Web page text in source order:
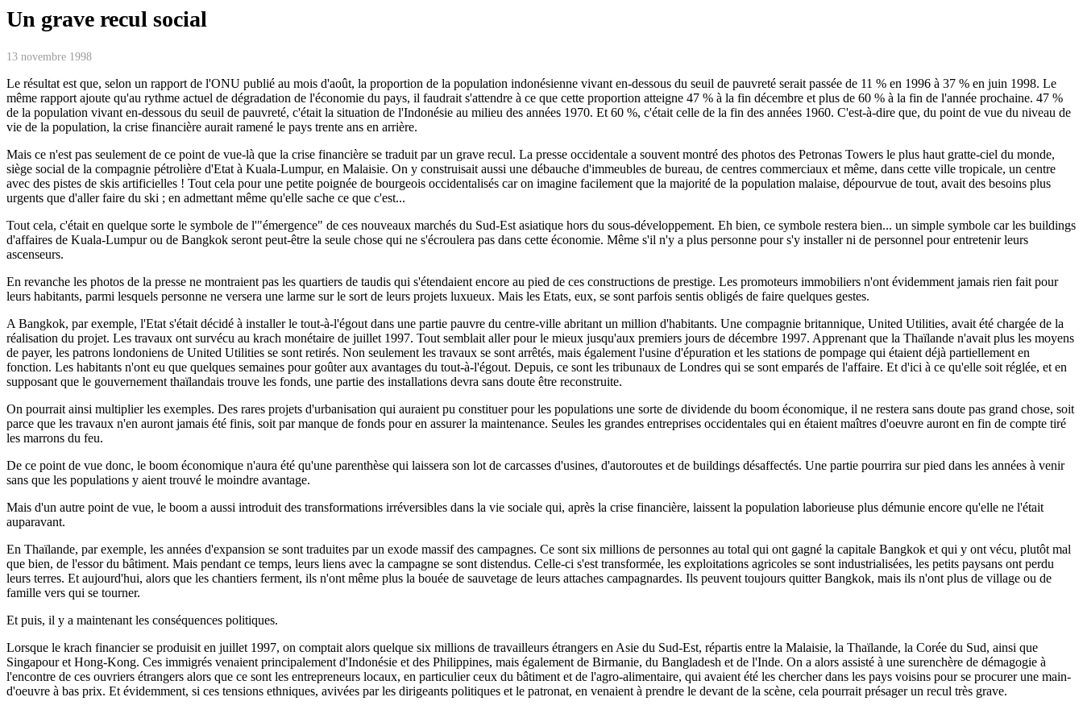
Un grave recul social
13 novembre 1998
Le résultat est que, selon un rapport de l'ONU publié au mois d'août, la proportion de la population indonésienne vivant en-dessous du seuil de pauvreté serait passée de 11 % en 1996 à 37 % en juin 1998. Le
même rapport ajoute qu'au rythme actuel de dégradation de l'économie du pays, il faudrait s'attendre à ce que cette proportion atteigne 47 % à la fin décembre et plus de 60 % à la fin de l'année prochaine. 47 %
de la population vivant en-dessous du seuil de pauvreté, c'était la situation de l'Indonésie au milieu des années 1970. Et 60 %, c'était celle de la fin des années 1960. C'est-à-dire que, du point de vue du niveau de
vie de la population, la crise financière aurait ramené le pays trente ans en arrière.
Mais ce n'est pas seulement de ce point de vue-là que la crise financière se traduit par un grave recul. La presse occidentale a souvent montré des photos des Petronas Towers le plus haut gratte-ciel du monde,
siège social de la compagnie pétrolière d'Etat à Kuala-Lumpur, en Malaisie. On y construisait aussi une débauche d'immeubles de bureau, de centres commerciaux et même, dans cette ville tropicale, un centre
avec des pistes de skis artificielles ! Tout cela pour une petite poignée de bourgeois occidentalisés car on imagine facilement que la majorité de la population malaise, dépourvue de tout, avait des besoins plus
urgents que d'aller faire du ski ; en admettant même qu'elle sache ce que c'est...
Tout cela, c'était en quelque sorte le symbole de l'"émergence" de ces nouveaux marchés du Sud-Est asiatique hors du sous-développement. Eh bien, ce symbole restera bien... un simple symbole car les buildings
d'affaires de Kuala-Lumpur ou de Bangkok seront peut-être la seule chose qui ne s'écroulera pas dans cette économie. Même s'il n'y a plus personne pour s'y installer ni de personnel pour entretenir leurs
ascenseurs.
En revanche les photos de la presse ne montraient pas les quartiers de taudis qui s'étendaient encore au pied de ces constructions de prestige. Les promoteurs immobiliers n'ont évidemment jamais rien fait pour
leurs habitants, parmi lesquels personne ne versera une larme sur le sort de leurs projets luxueux. Mais les Etats, eux, se sont parfois sentis obligés de faire quelques gestes.
A Bangkok, par exemple, l'Etat s'était décidé à installer le tout-à-l'égout dans une partie pauvre du centre-ville abritant un million d'habitants. Une compagnie britannique, United Utilities, avait été chargée de la
réalisation du projet. Les travaux ont survécu au krach monétaire de juillet 1997. Tout semblait aller pour le mieux jusqu'aux premiers jours de décembre 1997. Apprenant que la Thaïlande n'avait plus les moyens
de payer, les patrons londoniens de United Utilities se sont retirés. Non seulement les travaux se sont arrêtés, mais également l'usine d'épuration et les stations de pompage qui étaient déjà partiellement en
fonction. Les habitants n'ont eu que quelques semaines pour goûter aux avantages du tout-à-l'égout. Depuis, ce sont les tribunaux de Londres qui se sont emparés de l'affaire. Et d'ici à ce qu'elle soit réglée, et en
supposant que le gouvernement thaïlandais trouve les fonds, une partie des installations devra sans doute être reconstruite.
On pourrait ainsi multiplier les exemples. Des rares projets d'urbanisation qui auraient pu constituer pour les populations une sorte de dividende du boom économique, il ne restera sans doute pas grand chose, soit
parce que les travaux n'en auront jamais été finis, soit par manque de fonds pour en assurer la maintenance. Seules les grandes entreprises occidentales qui en étaient maîtres d'oeuvre auront en fin de compte tiré
les marrons du feu.
De ce point de vue donc, le boom économique n'aura été qu'une parenthèse qui laissera son lot de carcasses d'usines, d'autoroutes et de buildings désaffectés. Une partie pourrira sur pied dans les années à venir
sans que les populations y aient trouvé le moindre avantage.
Mais d'un autre point de vue, le boom a aussi introduit des transformations irréversibles dans la vie sociale qui, après la crise financière, laissent la population laborieuse plus démunie encore qu'elle ne l'était
auparavant.
En Thaïlande, par exemple, les années d'expansion se sont traduites par un exode massif des campagnes. Ce sont six millions de personnes au total qui ont gagné la capitale Bangkok et qui y ont vécu, plutôt mal
que bien, de l'essor du bâtiment. Mais pendant ce temps, leurs liens avec la campagne se sont distendus. Celle-ci s'est transformée, les exploitations agricoles se sont industrialisées, les petits paysans ont perdu
leurs terres. Et aujourd'hui, alors que les chantiers ferment, ils n'ont même plus la bouée de sauvetage de leurs attaches campagnardes. Ils peuvent toujours quitter Bangkok, mais ils n'ont plus de village ou de
famille vers qui se tourner.
Et puis, il y a maintenant les conséquences politiques.
Lorsque le krach financier se produisit en juillet 1997, on comptait alors quelque six millions de travailleurs étrangers en Asie du Sud-Est, répartis entre la Malaisie, la Thaïlande, la Corée du Sud, ainsi que
Singapour et Hong-Kong. Ces immigrés venaient principalement d'Indonésie et des Philippines, mais également de Birmanie, du Bangladesh et de l'Inde. On a alors assisté à une surenchère de démagogie à
l'encontre de ces ouvriers étrangers alors que ce sont les entrepreneurs locaux, en particulier ceux du bâtiment et de l'agro-alimentaire, qui avaient été les chercher dans les pays voisins pour se procurer une main-
d'oeuvre à bas prix. Et évidemment, si ces tensions ethniques, avivées par les dirigeants politiques et le patronat, en venaient à prendre le devant de la scène, cela pourrait présager un recul très grave.